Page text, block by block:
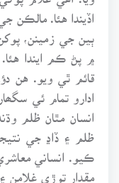
اڏيندا هئا. مالڪن جي
ٻين جي زمينن،
قائم ٿي ويو. هن
ادارو تمام ئي
انسان مٿان ظلم
ظلم ۽ ڏاڍ جي
ڪيو. انساني
مقدار توڙي غلامن